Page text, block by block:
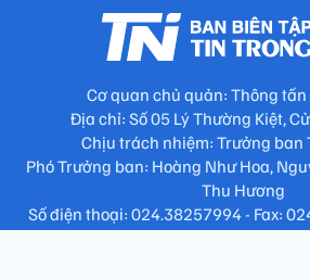
Cơ quan chủ quản: Thông tấn
Địa chỉ: Số 05 Lý Thường Kiệt,
Chịu trách nhiệm: Trưởng ban
Phó Trưởng ban: Hoàng Như Hoa,
Thu Hương
Số điện thoại: 024.38257994 - Fax: